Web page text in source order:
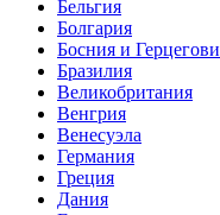
Бельгия
Болгария
Босния и
Бразилия
Великобритания
Венгрия
Венесуэла
Германия
Греция
Дания